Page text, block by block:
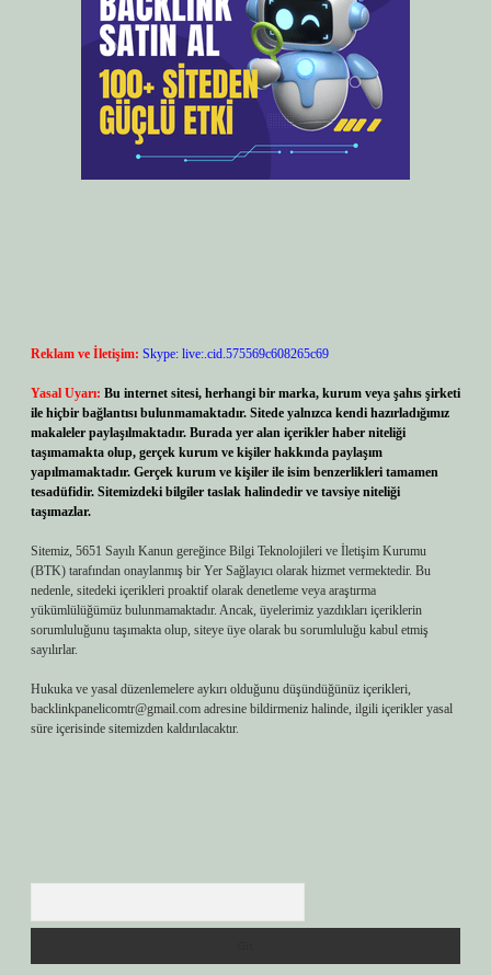
Reklam ve İletişim: Skype: live:.cid.575569c608265c69
Yasal Uyarı: Bu internet sitesi, herhangi bir marka, kurum veya şahıs şirketi
ile hiçbir bağlantısı bulunmamaktadır. Sitede yalnızca kendi hazırladığımız
makaleler paylaşılmaktadır. Burada yer alan içerikler haber niteliği
taşımamakta olup, gerçek kurum ve kişiler hakkında paylaşım
yapılmamaktadır. Gerçek kurum ve kişiler ile isim benzerlikleri tamamen
tesadüfidir. Sitemizdeki bilgiler taslak halindedir ve tavsiye niteliği
taşımazlar.
Sitemiz, 5651 Sayılı Kanun gereğince Bilgi Teknolojileri ve İletişim Kurumu
(BTK) tarafından onaylanmış bir Yer Sağlayıcı olarak hizmet vermektedir. Bu
nedenle, sitedeki içerikleri proaktif olarak denetleme veya araştırma
yükümlülüğümüz bulunmamaktadır. Ancak, üyelerimiz yazdıkları içeriklerin
sorumluluğunu taşımakta olup, siteye üye olarak bu sorumluluğu kabul etmiş
sayılırlar.
Hukuka ve yasal düzenlemelere aykırı olduğunu düşündüğünüz içerikleri,
backlinkpanelicomtr@gmail.com adresine bildirmeniz halinde, ilgili içerikler yasal
süre içerisinde sitemizden kaldırılacaktır.